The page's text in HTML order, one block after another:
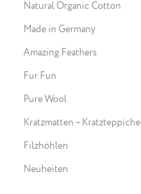
Natural Organic Cotton
Made in Germany
Amazing Feathers
Fur Fun
Pure Wool
Kratzmatten – Kratzteppiche
Filzhöhlen
Neuheiten